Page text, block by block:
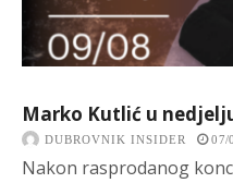
Marko Kutlić u
DUBROVNIK INSIDER 07/
Nakon rasprodanog